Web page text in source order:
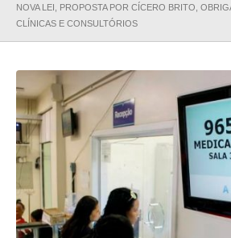
NOVA LEI, PROPOSTA POR CÍCERO BRITO,
CLÍNICAS E CONSULTÓRIOS